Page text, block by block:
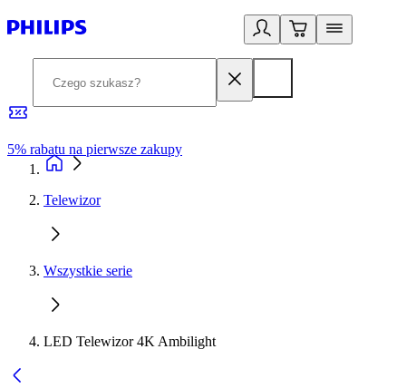
5% rabatu na pierwsze zakupy
Telewizor
Wszystkie serie
LED Telewizor 4K Ambilight